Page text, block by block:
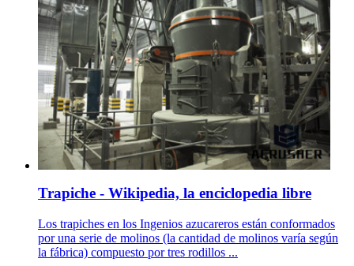
Trapiche - Wikipedia, la enciclopedia libre
Los trapiches en los Ingenios azucareros están conformados
por una serie de molinos (la cantidad de molinos varía según
la fábrica) compuesto por tres rodillos ...